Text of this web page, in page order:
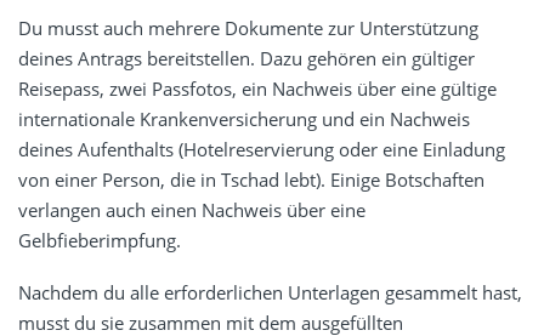
Du musst auch mehrere Dokumente zur Unterstützung
deines Antrags bereitstellen. Dazu gehören ein gültiger
Reisepass, zwei Passfotos, ein Nachweis über eine gültige
internationale Krankenversicherung und ein Nachweis
deines Aufenthalts (Hotelreservierung oder eine Einladung
von einer Person, die in Tschad lebt). Einige Botschaften
verlangen auch einen Nachweis über eine
Gelbfieberimpfung.
Nachdem du alle erforderlichen Unterlagen gesammelt hast,
musst du sie zusammen mit dem ausgefüllten